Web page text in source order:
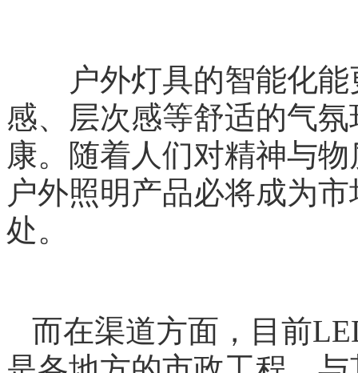
户外灯具的智能化能
感、层次感等舒适的气
康。随着人们对精神与
户外照明产品必将成为
处。
而在渠道方面，目前